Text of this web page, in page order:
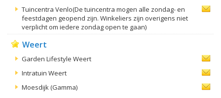
Tuincentra Venlo(De tuincentra mogen alle zondag- en
feestdagen geopend zijn. Winkeliers zijn overigens niet
verplicht om iedere zondag open te gaan)
Weert
Garden Lifestyle Weert
Intratuin Weert
Moesdijk (Gamma)